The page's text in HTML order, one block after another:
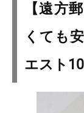
【遠方
くても
エスト